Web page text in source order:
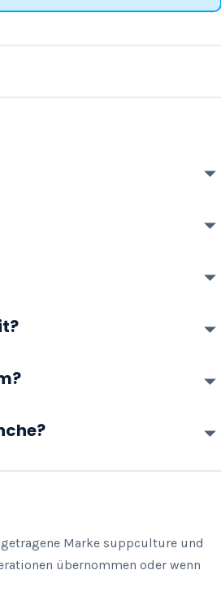
Marke suppculture und
übernommen oder wenn